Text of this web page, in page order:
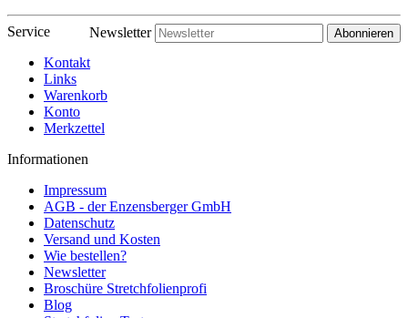
Newsletter Abonnieren
Service
Kontakt
Links
Warenkorb
Konto
Merkzettel
Informationen
Impressum
AGB - der Enzensberger GmbH
Datenschutz
Versand und Kosten
Wie bestellen?
Newsletter
Broschüre Stretchfolienprofi
Blog